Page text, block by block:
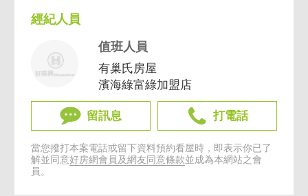
經紀人員
值班人員
有巢氏房屋
濱海綠富綠加盟店
留訊息 打電話
當您撥打本案電話或留下資料預約看屋時，即表示你已了
解並同意好房網會員及網友同意條款並成為本網站之會
員。